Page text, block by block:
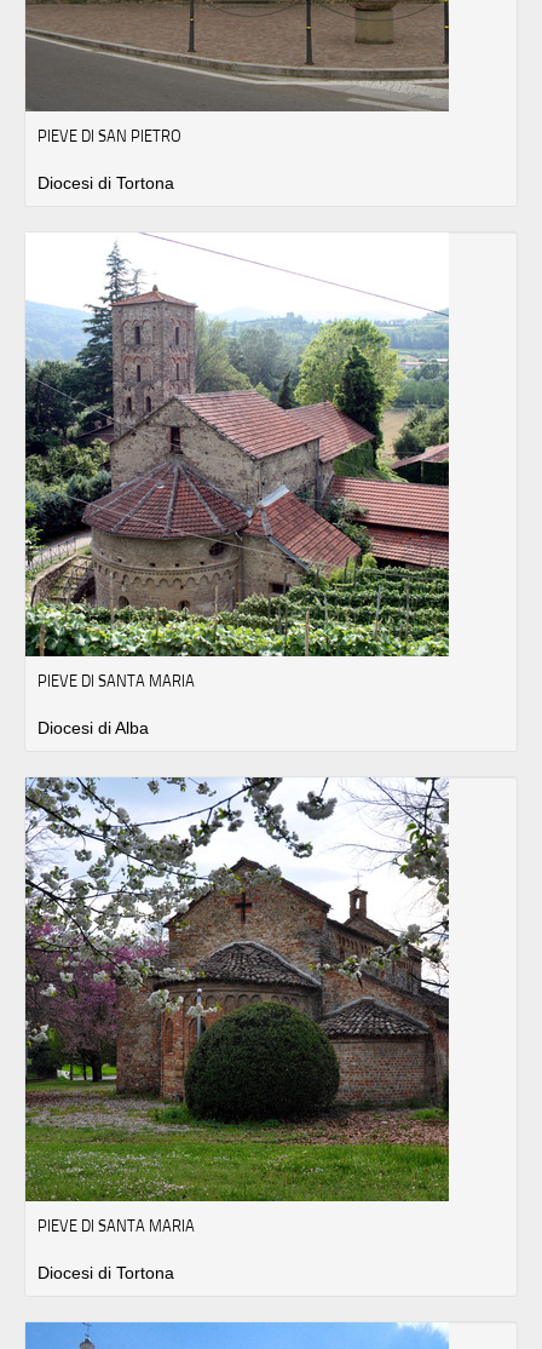
PIEVE DI SAN PIETRO
Diocesi di Tortona
PIEVE DI SANTA MARIA
Diocesi di Alba
PIEVE DI SANTA MARIA
Diocesi di Tortona